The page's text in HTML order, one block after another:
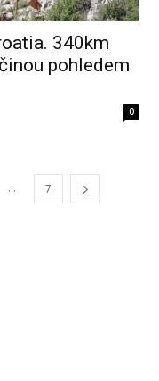
340km
pohledem
0
... 7